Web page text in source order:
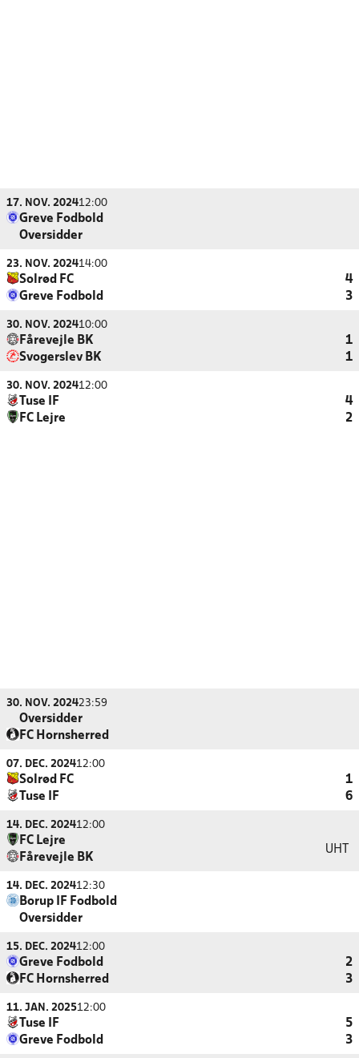
17. NOV. 202412:00
Greve Fodbold
Oversidder
23. NOV. 202414:00
Solrød FC
4
Greve Fodbold
3
30. NOV. 202410:00
Fårevejle BK
1
Svogerslev BK
1
30. NOV. 202412:00
Tuse IF
4
FC Lejre
2
30. NOV. 202423:59
Oversidder
FC Hornsherred
07. DEC. 202412:00
Solrød FC
1
Tuse IF
6
14. DEC. 202412:00
FC Lejre
Fårevejle BK
UHT
14. DEC. 202412:30
Borup IF Fodbold
Oversidder
15. DEC. 202412:00
Greve Fodbold
2
FC Hornsherred
3
11. JAN. 202512:00
Tuse IF
5
Greve Fodbold
3